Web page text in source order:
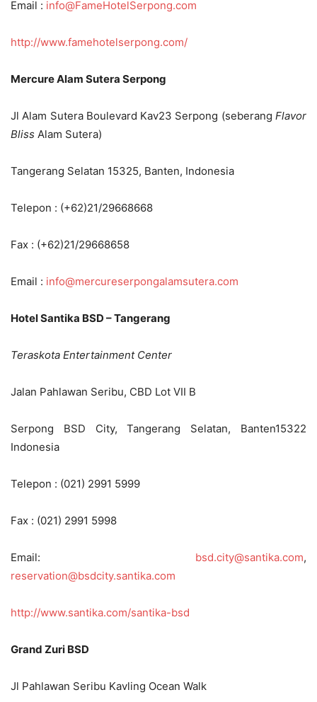
Email : info@FameHotelSerpong.com
http://www.famehotelserpong.com/
Mercure Alam Sutera Serpong
Jl Alam Sutera Boulevard Kav23 Serpong (seberang Flavor
Bliss Alam Sutera)
Tangerang Selatan 15325, Banten, Indonesia
Telepon : (+62)21/29668668
Fax : (+62)21/29668658
Email : info@mercureserpongalamsutera.com
Hotel Santika BSD – Tangerang
Teraskota Entertainment Center
Jalan Pahlawan Seribu, CBD Lot VII B
Serpong BSD City, Tangerang Selatan, Banten15322
Indonesia
Telepon : (021) 2991 5999
Fax : (021) 2991 5998
Email: bsd.city@santika.com,
reservation@bsdcity.santika.com
http://www.santika.com/santika-bsd
Grand Zuri BSD
Jl Pahlawan Seribu Kavling Ocean Walk